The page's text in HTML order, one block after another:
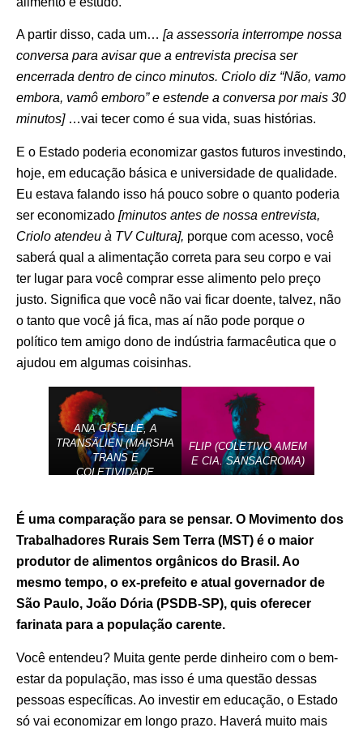
A partir disso, cada um… [a assessoria interrompe nossa
conversa para avisar que a entrevista precisa ser
encerrada dentro de cinco minutos. Criolo diz “Não, vamo
embora, vamô emboro” e estende a conversa por mais 30
minutos] …vai tecer como é sua vida, suas histórias.
E o Estado poderia economizar gastos futuros investindo,
hoje, em educação básica e universidade de qualidade.
Eu estava falando isso há pouco sobre o quanto poderia
ser economizado [minutos antes de nossa entrevista,
Criolo atendeu à TV Cultura], porque com acesso, você
saberá qual a alimentação correta para seu corpo e vai
ter lugar para você comprar esse alimento pelo preço
justo. Significa que você não vai ficar doente, talvez, não
o tanto que você já fica, mas aí não pode porque o
político tem amigo dono de indústria farmacêutica que o
ajudou em algumas coisinhas.
ANA GISELLE, A
TRANSÄLIEN (MARSHA
TRANS E
COLETIVIDADE
FLIP (COLETIVO AMEM
E CIA. SANSACROMA)
É uma comparação para se pensar. O Movimento dos
Trabalhadores Rurais Sem Terra (MST) é o maior
produtor de alimentos orgânicos do Brasil. Ao
mesmo tempo, o ex-prefeito e atual governador de
São Paulo, João Dória (PSDB-SP), quis oferecer
farinata para a população carente.
Você entendeu? Muita gente perde dinheiro com o bem-
estar da população, mas isso é uma questão dessas
pessoas específicas. Ao investir em educação, o Estado
só vai economizar em longo prazo. Haverá muito mais